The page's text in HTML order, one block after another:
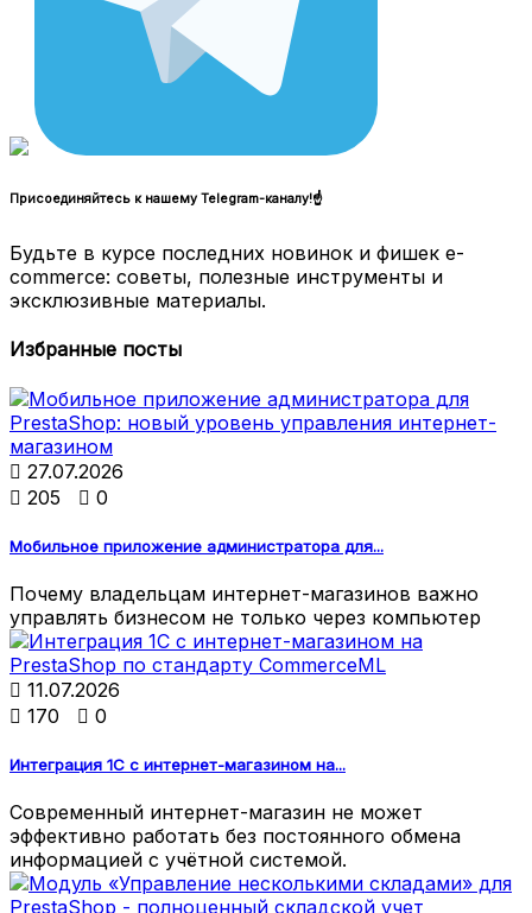
Присоединяйтесь к нашему Telegram-каналу!☝
Будьте в курсе последних новинок и фишек e-
commerce: советы, полезные инструменты и
эксклюзивные материалы.
Избранные посты
 27.07.2026
 205  0
Мобильное приложение администратора для...
Почему владельцам интернет-магазинов важно
управлять бизнесом не только через компьютер
 11.07.2026
 170  0
Интеграция 1С с интернет-магазином на...
Современный интернет-магазин не может
эффективно работать без постоянного обмена
информацией с учётной системой.